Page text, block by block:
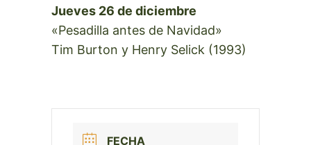
Jueves 26 de diciembre
«Pesadilla antes de Navidad»
Tim Burton y Henry Selick (1993)
FECHA